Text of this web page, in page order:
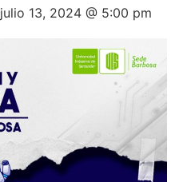
julio 13, 2024 @ 5:00 pm